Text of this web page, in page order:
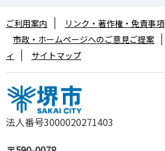
法人番号3000020271403
ご利用案内 リンク・著作権・免責事項
市政・ホームページへのご意見ご提案
ィ
サイトマップ